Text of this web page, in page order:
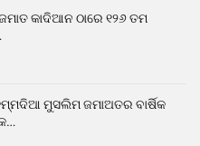
କାଦିଆନ ଠାରେ ୧୨୬ ତମ
ମୁସଲିମ ଜମାଅତର ବାର୍ଷିକ